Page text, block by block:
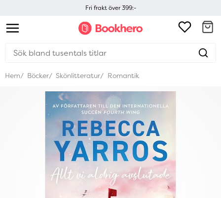
Fri frakt över 399:-
Hem Böcker Skönlitteratur Romantik